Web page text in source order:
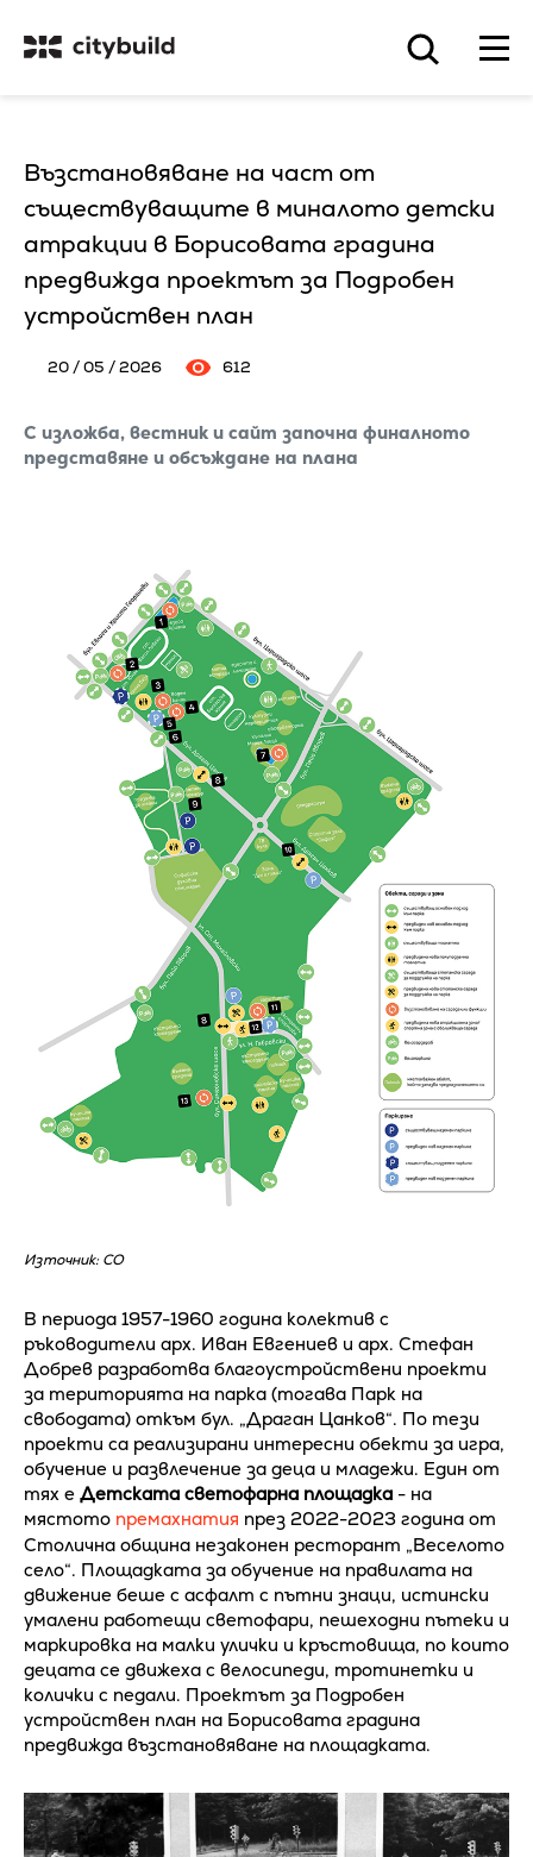
Възстановяване на част от
съществуващите в миналото детски
атракции в Борисовата градина
предвижда проектът за Подробен
устройствен план
20 / 05 / 2026 612
С изложба, вестник и сайт започна финалното
представяне и обсъждане на плана
Източник: СО
В периода 1957-1960 година колектив с
ръководители арх. Иван Евгениев и арх. Стефан
Добрев разработва благоустройствени проекти
за територията на парка (тогава Парк на
свободата) откъм бул. „Драган Цанков“. По тези
проекти са реализирани интересни обекти за игра,
обучение и развлечение за деца и младежи. Един от
тях е Детската светофарна площадка - на
мястото премахнатия през 2022-2023 година от
Столична община незаконен ресторант „Веселото
село“. Площадката за обучение на правилата на
движение беше с асфалт с пътни знаци, истински
умалени работещи светофари, пешеходни пътеки и
маркировка на малки улички и кръстовища, по които
децата се движеха с велосипеди, тротинетки и
колички с педали. Проектът за Подробен
устройствен план на Борисовата градина
предвижда възстановяване на площадката.